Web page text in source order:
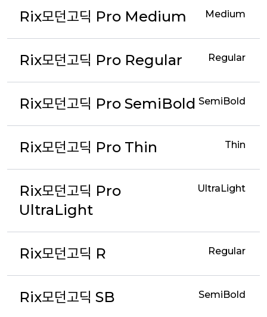
Rix모던고딕 Pro Medium Medium
Rix모던고딕 Pro Regular Regular
Rix모던고딕 Pro SemiBold SemiBold
Rix모던고딕 Pro Thin Thin
Rix모던고딕 Pro
UltraLight
UltraLight
Rix모던고딕 R Regular
Rix모던고딕 SB SemiBold